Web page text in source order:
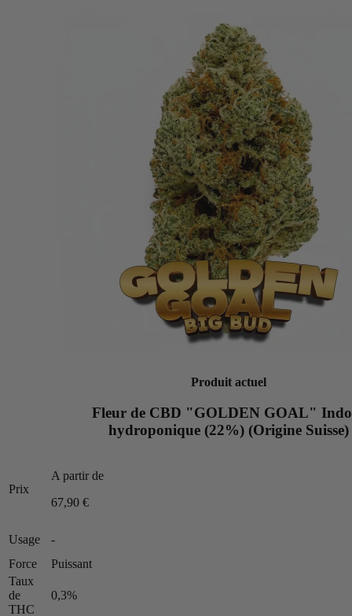
Produit actuel
Fleur de CBD "GOLDEN GOAL"
hydroponique (22%) (Origine Suisse)
Prix
A partir de
67,90 €
Usage
-
Force
Puissant
Taux
de
THC
0,3%